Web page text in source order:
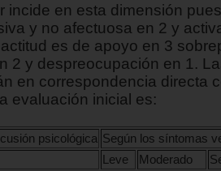
incide en esta dimensión
y no afectuosa en 2 y
es de apoyo en 3
2 y despreocupación en 1.
en correspondencia directa
evaluación inicial es:
psicológica Según los síntomas
Leve
Moderado